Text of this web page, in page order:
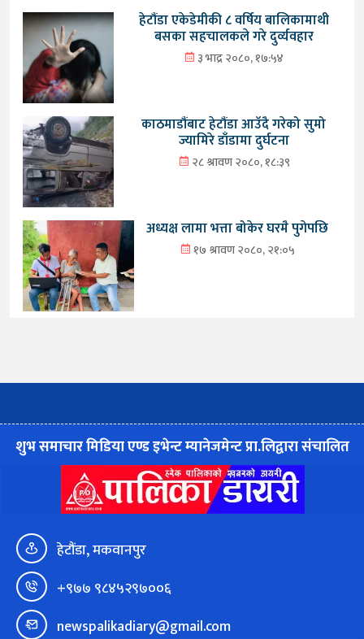
हेटौंडा एकेडेमीकी ८ वर्षिय बालिकामाथी
बसका सहचालकले गरे दुर्व्यवहार
३ भाद्र २०८०, १७:५४
काठमाडौंबाट हेटौंडा आउँदै गरेको सुमो
ज्यामिरे डाँडामा दुर्घटना
२८ श्रावण २०८०, १८:३९
अध्यक्ष लामा भत्ता बोकेर घरमै पुगेपछि
१७ श्रावण २०८०, २१:०५
शुभ समाचार मिडिया एण्ड इभेन्ट म्यानेजमेन्ट प्रा.लिद्वारा संचालित
हेटौंडा, मकवानपुर
+९७७ ९८४५२९७००६
newspalikadiary@gmail.com